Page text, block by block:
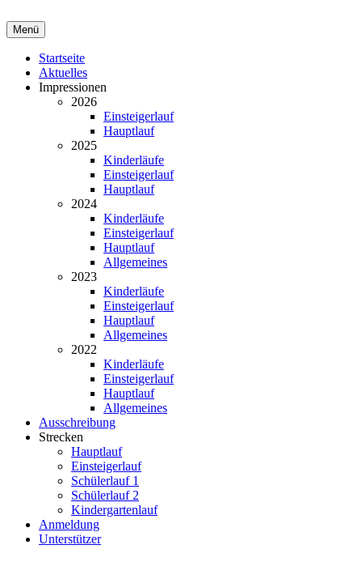
Menü
Startseite
Aktuelles
Impressionen
2026
Einsteigerlauf
Hauptlauf
2025
Kinderläufe
Einsteigerlauf
Hauptlauf
2024
Kinderläufe
Einsteigerlauf
Hauptlauf
Allgemeines
2023
Kinderläufe
Einsteigerlauf
Hauptlauf
Allgemeines
2022
Kinderläufe
Einsteigerlauf
Hauptlauf
Allgemeines
Ausschreibung
Strecken
Hauptlauf
Einsteigerlauf
Schülerlauf 1
Schülerlauf 2
Kindergartenlauf
Anmeldung
Unterstützer